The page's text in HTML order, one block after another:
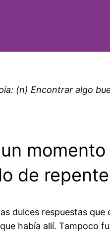
(n) Encontrar algo
de
dulces respuestas
había allí. Tampoco